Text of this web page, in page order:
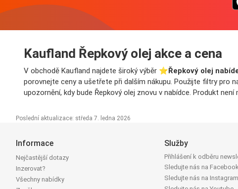
Kaufland Řepkový olej akce a cena
V obchodě Kaufland najdete široký výběr ⭐️Řepkový olej
porovnejte ceny a ušetřete při dalším nákupu. Použijte filtry pro
upozornění, kdy bude Řepkový olej znovu v nabídce. Produkt
Poslední aktualizace: středa 7. ledna 2026
Informace
Nejčastější dotazy
Inzerovat?
Všechny nabídky
Služby
Přihlášení k odběru
Sledujte nás na Facebook
Sledujte nás na Instagram